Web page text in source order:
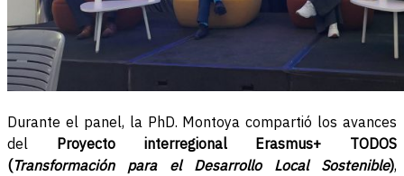
Durante el panel, la PhD. Montoya compartió los avances
del Proyecto interregional Erasmus+ TODOS
(Transformación para el Desarrollo Local Sostenible),